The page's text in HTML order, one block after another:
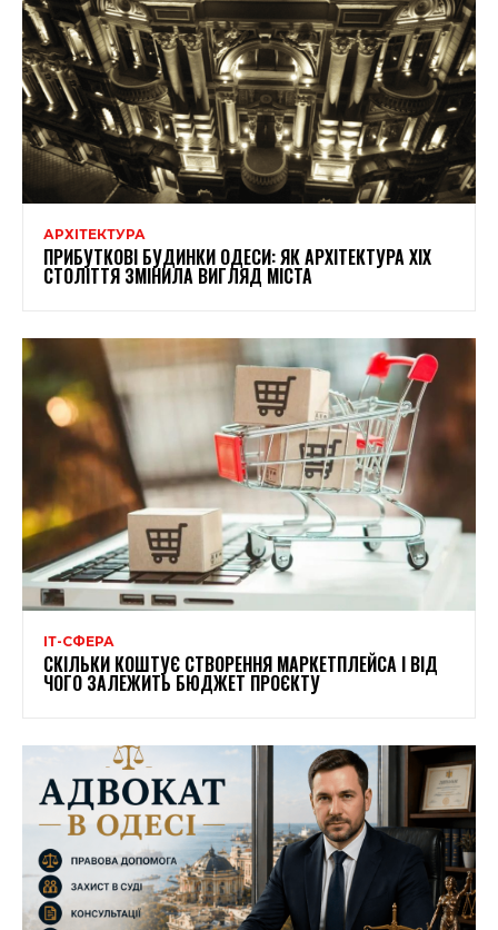
АРХІТЕКТУРА
ПРИБУТКОВІ БУДИНКИ ОДЕСИ: ЯК АРХІТЕКТУРА XIX
СТОЛІТТЯ ЗМІНИЛА ВИГЛЯД МІСТА
ІТ-СФЕРА
СКІЛЬКИ КОШТУЄ СТВОРЕННЯ МАРКЕТПЛЕЙСА І ВІД
ЧОГО ЗАЛЕЖИТЬ БЮДЖЕТ ПРОЄКТУ